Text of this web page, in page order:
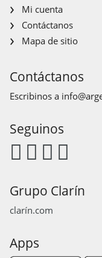
Mi cuenta
Contáctanos
Mapa de sitio
Contáctanos
Escribinos a
Seguinos
Grupo Clarín
clarín.com
Apps